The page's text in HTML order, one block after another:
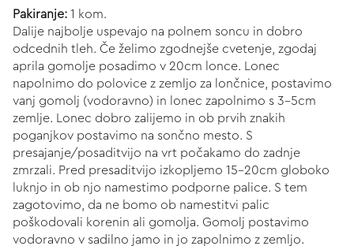
Pakiranje: 1 kom.
Dalije najbolje uspevajo na polnem soncu in dobro
odcednih tleh. Če želimo zgodnejše cvetenje, zgodaj
aprila gomolje posadimo v 20cm lonce. Lonec
napolnimo do polovice z zemljo za lončnice, postavimo
vanj gomolj (vodoravno) in lonec zapolnimo s 3-5cm
zemlje. Lonec dobro zalijemo in ob prvih znakih
poganjkov postavimo na sončno mesto. S
presajanje/posaditvijo na vrt počakamo do zadnje
zmrzali. Pred presaditvijo izkopljemo 15-20cm globoko
luknjo in ob njo namestimo podporne palice. S tem
zagotovimo, da ne bomo ob namestitvi palic
poškodovali korenin ali gomolja. Gomolj postavimo
vodoravno v sadilno jamo in jo zapolnimo z zemljo.